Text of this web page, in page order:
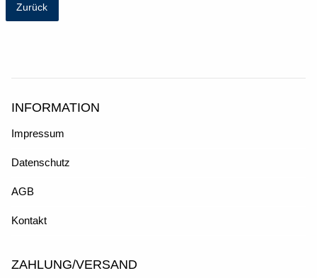
Zurück
INFORMATION
Impressum
Datenschutz
AGB
Kontakt
ZAHLUNG/VERSAND